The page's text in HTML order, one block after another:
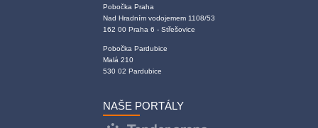
Pobočka Praha
Nad Hradním vodojemem 1108/53
162 00 Praha 6 - Střešovice
Pobočka Pardubice
Malá 210
530 02 Pardubice
NAŠE PORTÁLY